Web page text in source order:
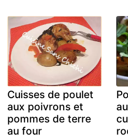
Cuisses de poulet
aux poivrons et
pommes de terre
au four